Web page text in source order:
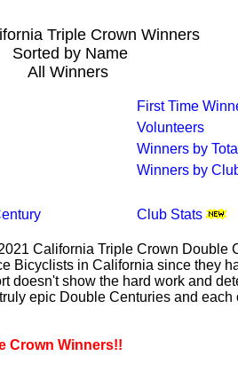
Triple Crown Winners
Sorted by Name
All Winners
First Time
Volunteers
Winners by
Winners by
Club Stats
California Triple Crown Double
Bicyclists in California since they
doesn't show the hard work and
epic Double Centuries and each
Crown Winners!!